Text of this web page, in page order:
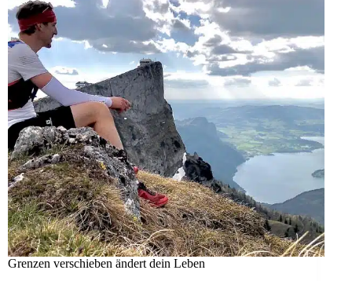
Grenzen verschieben ändert dein Leben